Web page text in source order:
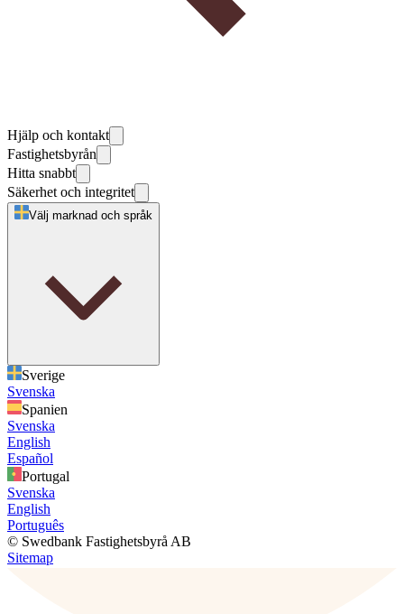
Hjälp och kontakt
Fastighetsbyrån
Hitta snabbt
Säkerhet och integritet
Välj marknad och språk
Sverige
Svenska
Spanien
Svenska
English
Español
Portugal
Svenska
English
Português
© Swedbank Fastighetsbyrå AB
Sitemap